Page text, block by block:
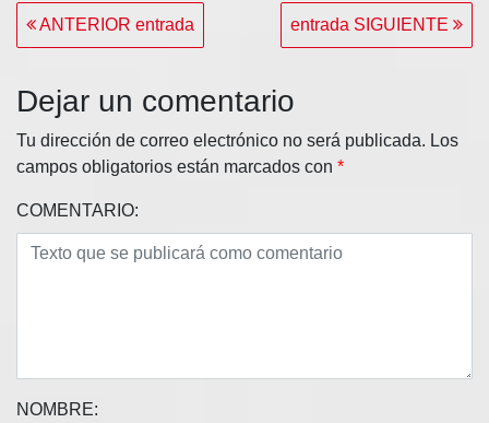
Navegación
de
entradas
ANTERIOR entrada entrada SIGUIENTE
Dejar un comentario
Tu dirección de correo electrónico no será publicada. Los
campos obligatorios están marcados con *
COMENTARIO:
NOMBRE: